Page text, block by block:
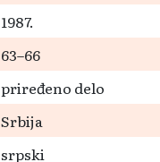
1987.
63–66
priređeno delo
Srbija
srpski